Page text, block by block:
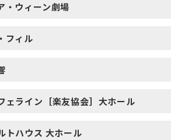
・ウィーン劇場
フィル
ェライン［楽友協会］大ホール
トハウス 大ホール